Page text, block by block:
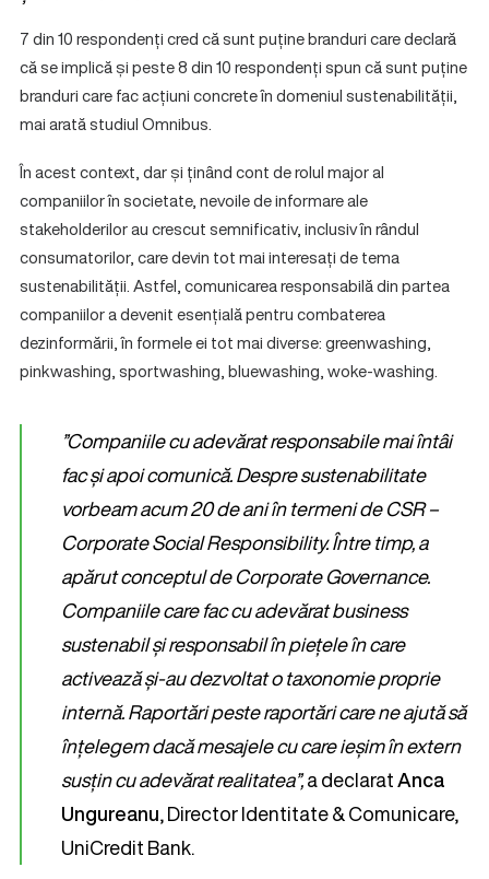
7 din 10 respondenți cred că sunt puține branduri care declară
că se implică și peste 8 din 10 respondenți spun că sunt puține
branduri care fac acțiuni concrete în domeniul sustenabilității,
mai arată studiul Omnibus.
În acest context, dar și ținând cont de rolul major al
companiilor în societate, nevoile de informare ale
stakeholderilor au crescut semnificativ, inclusiv în rândul
consumatorilor, care devin tot mai interesați de tema
sustenabilității. Astfel, comunicarea responsabilă din partea
companiilor a devenit esențială pentru combaterea
dezinformării, în formele ei tot mai diverse: greenwashing,
pinkwashing, sportwashing, bluewashing, woke-washing.
”Companiile cu adevărat responsabile mai întâi
fac și apoi comunică. Despre sustenabilitate
vorbeam acum 20 de ani în termeni de CSR –
Corporate Social Responsibility. Între timp, a
apărut conceptul de Corporate Governance.
Companiile care fac cu adevărat business
sustenabil și responsabil în piețele în care
activează și-au dezvoltat o taxonomie proprie
internă. Raportări peste raportări care ne ajută să
înțelegem dacă mesajele cu care ieșim în extern
susțin cu adevărat realitatea”,a declaratAnca
Ungureanu, Director Identitate & Comunicare,
UniCredit Bank.